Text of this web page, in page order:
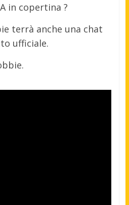
in copertina ?
terrà anche una chat
ufficiale.